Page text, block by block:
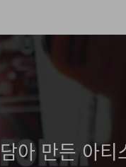
아 만든 아티